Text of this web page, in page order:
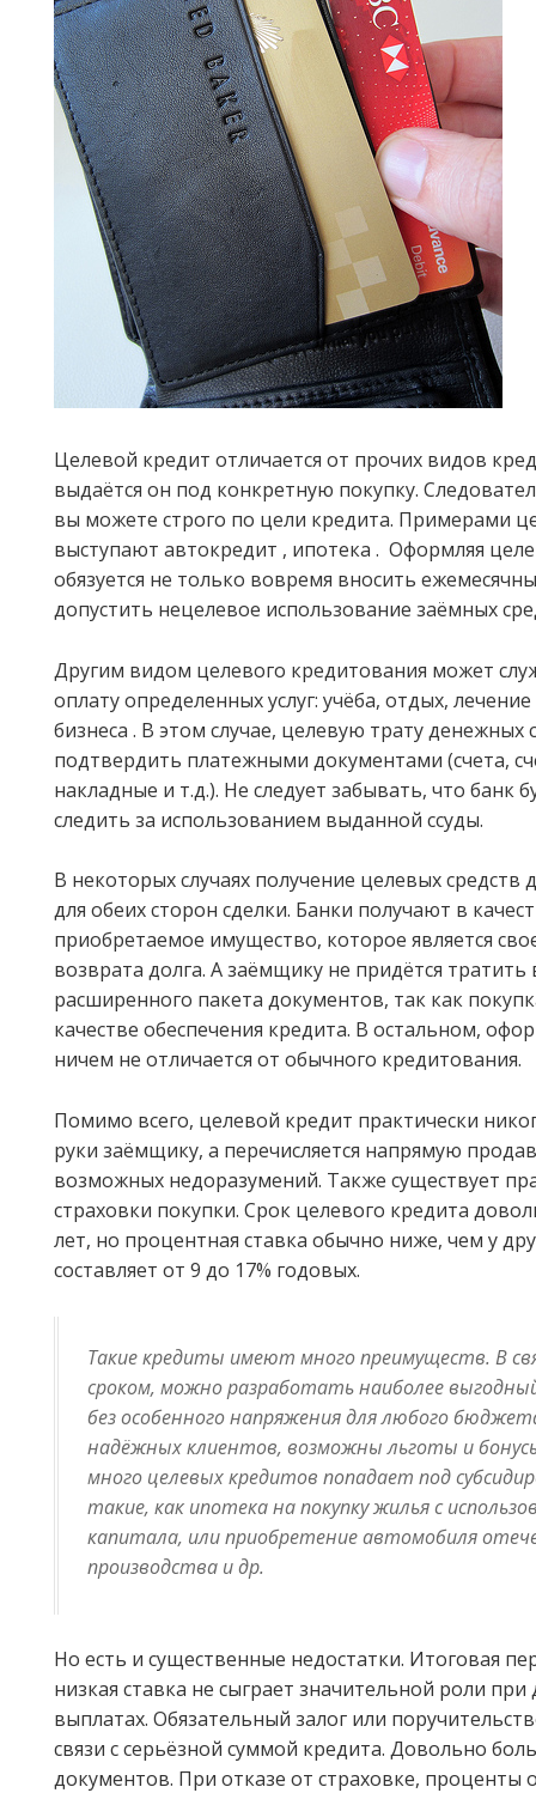
Целевой кредит отличается от прочих видов
выдаётся он под конкретную покупку.
вы можете строго по цели кредита. Примерами
выступают автокредит , ипотека . Оформляя
обязуется не только вовремя вносить
допустить нецелевое использование заёмных
Другим видом целевого кредитования может
оплату определенных услуг: учёба, отдых,
бизнеса . В этом случае, целевую трату денежных
подтвердить платежными документами (счета,
накладные и т.д.). Не следует забывать, что банк
следить за использованием выданной ссуды.
В некоторых случаях получение целевых
для обеих сторон сделки. Банки получают в
приобретаемое имущество, которое является
возврата долга. А заёмщику не придётся тратить
расширенного пакета документов, так как
качестве обеспечения кредита. В остальном,
ничем не отличается от обычного кредитования.
Помимо всего, целевой кредит практически
руки заёмщику, а перечисляется напрямую
возможных недоразумений. Также существует
страховки покупки. Срок целевого кредита
лет, но процентная ставка обычно ниже, чем у
составляет от 9 до 17% годовых.
Такие кредиты имеют много преимуществ. В
сроком, можно разработать наиболее
без особенного напряжения для любого
надёжных клиентов, возможны льготы и
много целевых кредитов попадает под
такие, как ипотека на покупку жилья с
капитала, или приобретение автомобиля
производства и др.
Но есть и существенные недостатки. Итоговая
низкая ставка не сыграет значительной роли
выплатах. Обязательный залог или
связи с серьёзной суммой кредита. Довольно
документов. При отказе от страховке, проценты